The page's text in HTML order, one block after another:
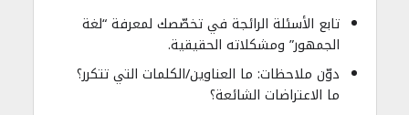
تابع الأسئلة الرائجة في تخصّصك لمعرفة “لغة
الجمهور” ومشكلاته الحقيقية.
دوّن ملاحظات: ما العناوين/الكلمات التي تتكرر؟
ما الاعتراضات الشائعة؟